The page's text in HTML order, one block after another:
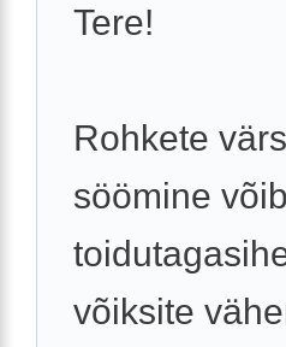
Tere!
Rohkete
söömine
võiksite